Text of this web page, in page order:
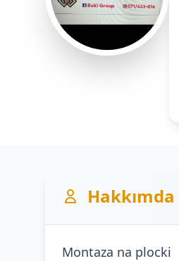
Hakkımda
Montaza na plocki